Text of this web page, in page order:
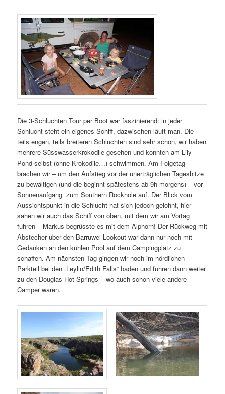
Die 3-Schluchten Tour per Boot war faszinierend: in jeder
Schlucht steht ein eigenes Schiff, dazwischen läuft man. Die
teils engen, teils breiteren Schluchten sind sehr schön, wir haben
mehrere Süsswasserkrokodile gesehen und konnten am Lily
Pond selbst (ohne Krokodile…) schwimmen. Am Folgetag
brachen wir – um den Aufstieg vor der unerträglichen Tageshitze
zu bewältigen (und die beginnt spätestens ab 9h morgens) – vor
Sonnenaufgang zum Southern Rockhole auf. Der Blick vom
Aussichtspunkt in die Schlucht hat sich jedoch gelohnt, hier
sahen wir auch das Schiff von oben, mit dem wir am Vortag
fuhren – Markus begrüsste es mit dem Alphorn! Der Rückweg mit
Abstecher über den Barruwei-Lookout war dann nur noch mit
Gedanken an den kühlen Pool auf dem Campingplatz zu
schaffen. Am nächsten Tag gingen wir noch im nördlichen
Parkteil bei den „Leylin/Edith Falls“ baden und fuhren dann weiter
zu den Douglas Hot Springs – wo auch schon viele andere
Camper waren.